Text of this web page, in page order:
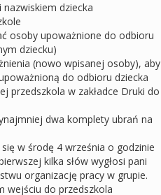
dziecka
osoby upoważnione do odbioru
dziecku)
(nowo wpisanej osoby), aby
do odbioru dziecka
przedszkola w zakładce Druki do
dwa komplety ubrań na
w środę 4 września o godzinie
kilka słów wygłosi pani
organizację pracy w grupie.
wejściu do przedszkola